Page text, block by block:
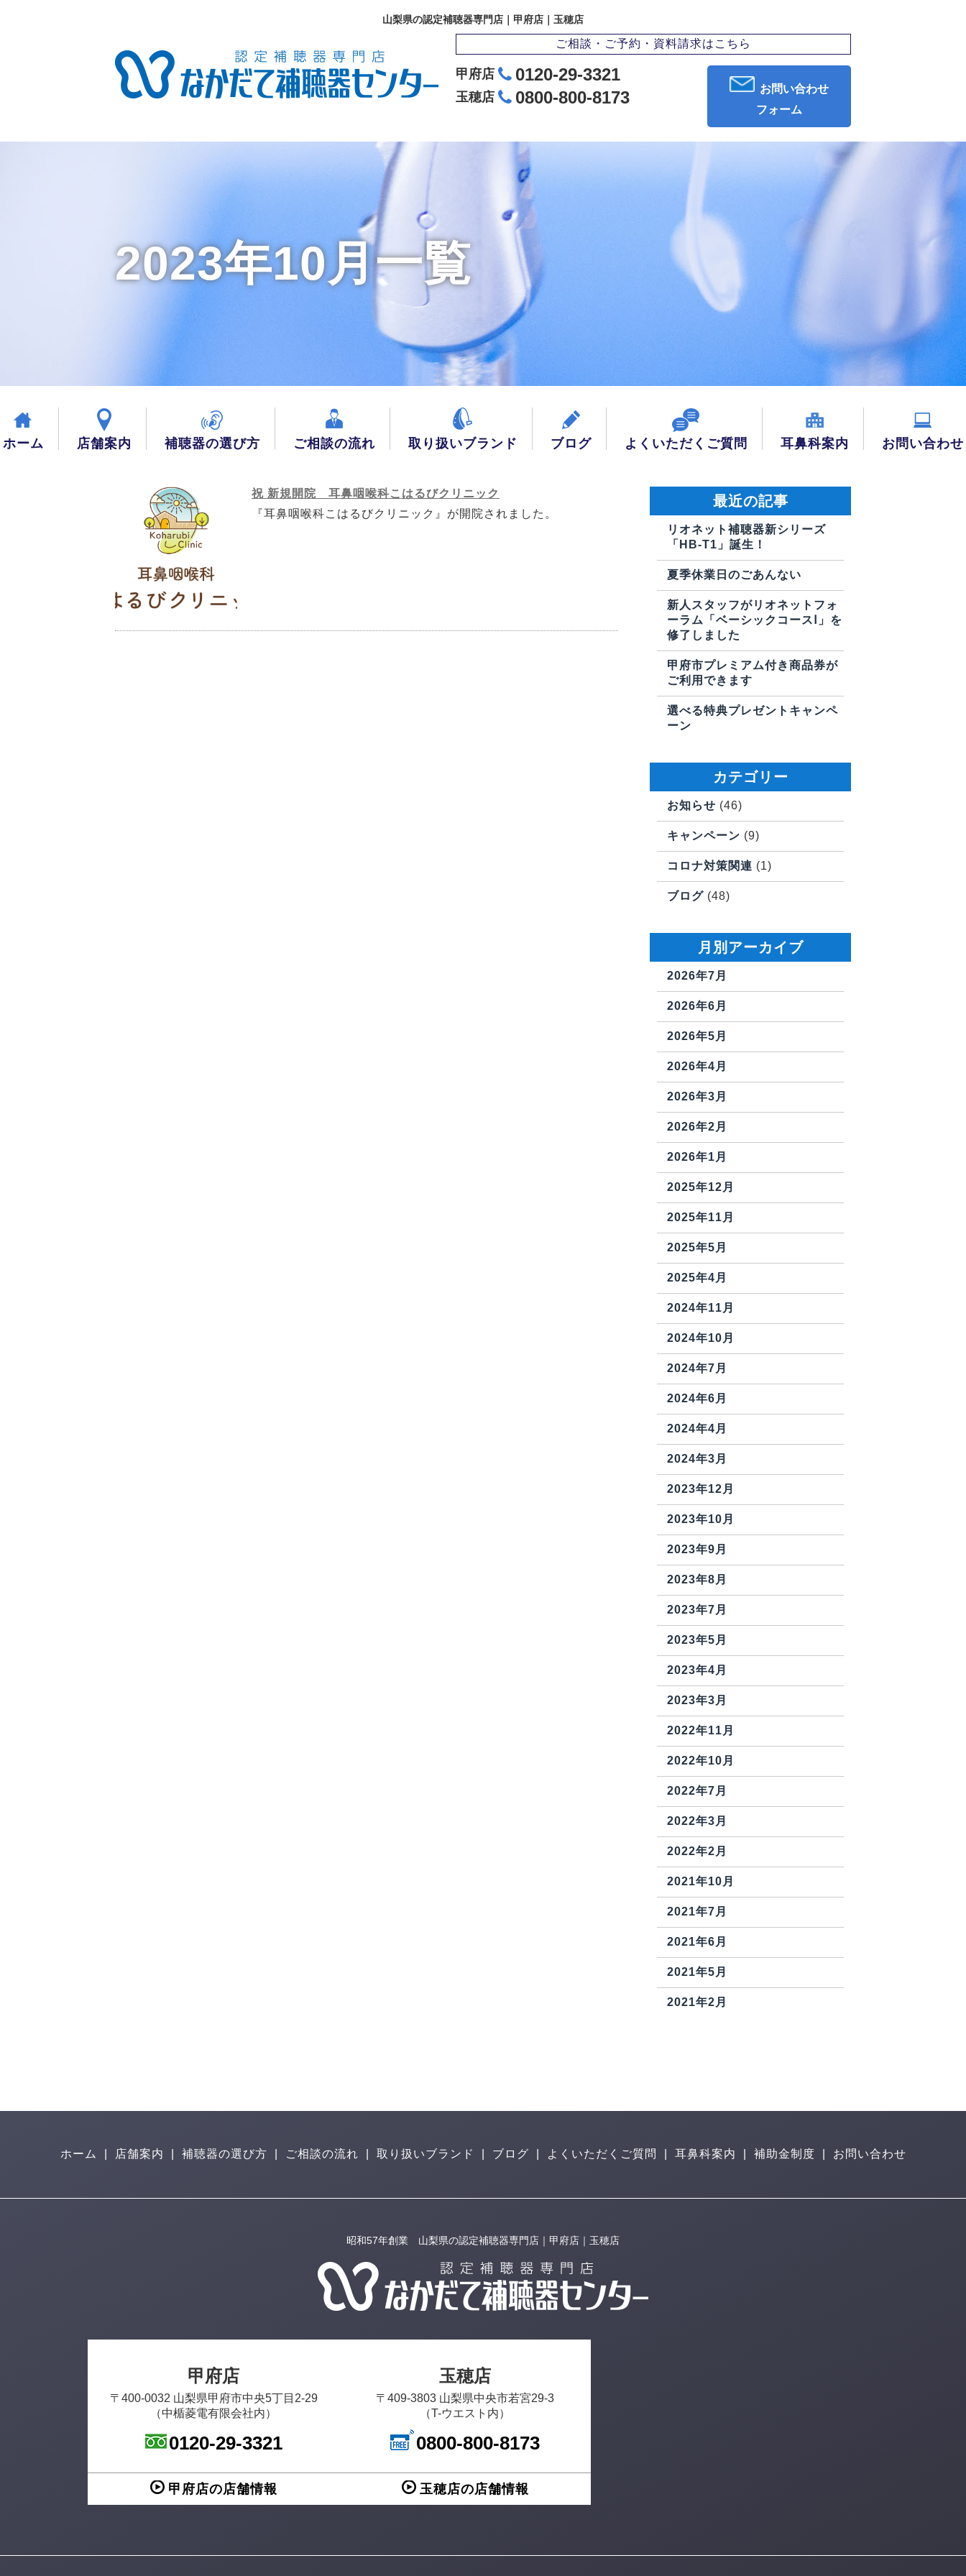
山梨県の認定補聴器専門店｜甲府店｜玉穂店
ご相談・ご予約・資料請求はこちら
甲府店 0120-29-3321
玉穂店 0800-800-8173
お問い合わせ
フォーム
2023年10月一覧
ホーム 店舗案内 補聴器の選び方 ご相談の流れ 取り扱いブランド ブログ よくいただくご質問 耳鼻科案内 お問い合わせ
祝 新規開院 耳鼻咽喉科こはるびクリニック
『耳鼻咽喉科こはるびクリニック』が開院されました。
最近の記事
リオネット補聴器新シリーズ
「HB-T1」誕生！
夏季休業日のごあんない
新人スタッフがリオネットフォ
ーラム「ベーシックコースⅠ」を
修了しました
甲府市プレミアム付き商品券が
ご利用できます
選べる特典プレゼントキャンペ
ーン
カテゴリー
お知らせ (46)
キャンペーン (9)
コロナ対策関連 (1)
ブログ (48)
月別アーカイブ
2026年7月
2026年6月
2026年5月
2026年4月
2026年3月
2026年2月
2026年1月
2025年12月
2025年11月
2025年5月
2025年4月
2024年11月
2024年10月
2024年7月
2024年6月
2024年4月
2024年3月
2023年12月
2023年10月
2023年9月
2023年8月
2023年7月
2023年5月
2023年4月
2023年3月
2022年11月
2022年10月
2022年7月
2022年3月
2022年2月
2021年10月
2021年7月
2021年6月
2021年5月
2021年2月
ホーム 店舗案内 補聴器の選び方 ご相談の流れ 取り扱いブランド ブログ よくいただくご質問 耳鼻科案内 補助金制度 お問い合わせ
昭和57年創業 山梨県の認定補聴器専門店｜甲府店｜玉穂店
甲府店
〒400-0032 山梨県甲府市中央5丁目2-29
（中楯菱電有限会社内）
0120-29-3321
甲府店の店舗情報
玉穂店
〒409-3803 山梨県中央市若宮29-3
（T-ウエスト内）
0800-800-8173
玉穂店の店舗情報